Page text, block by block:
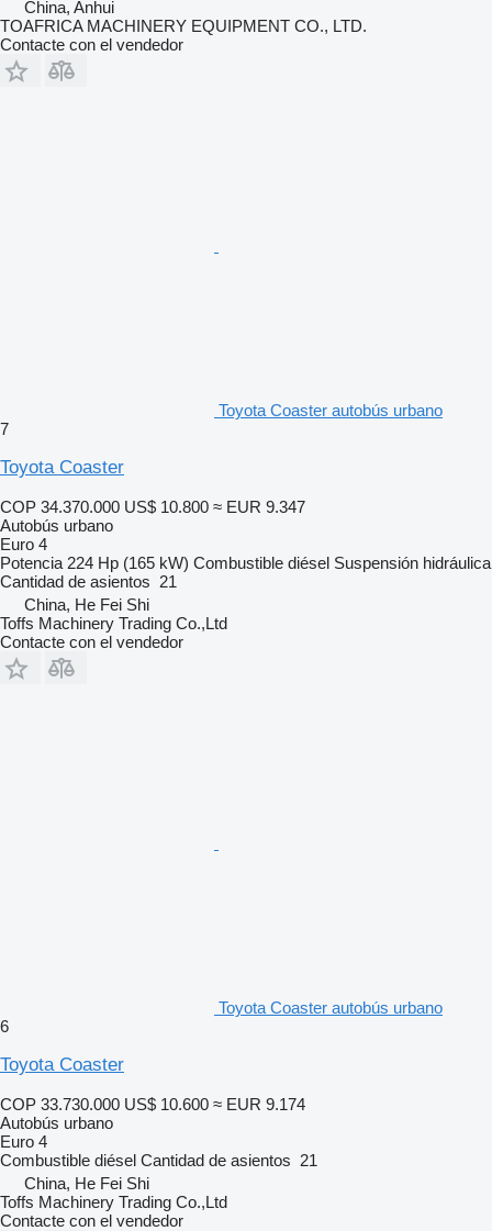
China, Anhui
TOAFRICA MACHINERY EQUIPMENT CO., LTD.
Contacte con el vendedor
Toyota Coaster autobús urbano
7
Toyota Coaster
COP 34.370.000 US$ 10.800 ≈ EUR 9.347
Autobús urbano
Euro 4
Potencia 224 Hp (165 kW) Combustible diésel Suspensión hidráulica
Cantidad de asientos 21
China, He Fei Shi
Toffs Machinery Trading Co.,Ltd
Contacte con el vendedor
Toyota Coaster autobús urbano
6
Toyota Coaster
COP 33.730.000 US$ 10.600 ≈ EUR 9.174
Autobús urbano
Euro 4
Combustible diésel Cantidad de asientos 21
China, He Fei Shi
Toffs Machinery Trading Co.,Ltd
Contacte con el vendedor